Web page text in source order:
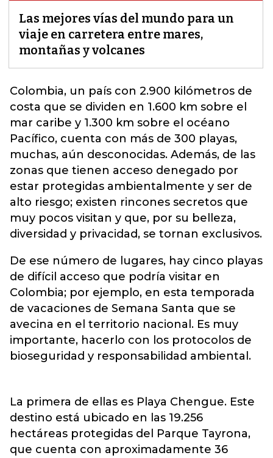
Las mejores vías del mundo para un
viaje en carretera entre mares,
montañas y volcanes
Colombia, un país con 2.900 kilómetros de
costa que se dividen en 1.600 km sobre el
mar caribe y 1.300 km sobre el océano
Pacífico, cuenta con más de 300 playas,
muchas, aún desconocidas. Además, de las
zonas que tienen acceso denegado por
estar protegidas ambientalmente y ser de
alto riesgo; existen rincones secretos que
muy pocos visitan y que, por su belleza,
diversidad y privacidad, se tornan exclusivos.
De ese número de lugares, hay cinco playas
de difícil acceso que podría visitar en
Colombia; por ejemplo, en esta temporada
de vacaciones de Semana Santa que se
avecina en el territorio nacional. Es muy
importante, hacerlo con los protocolos de
bioseguridad y responsabilidad ambiental.
La primera de ellas es Playa Chengue. Este
destino está ubicado en las 19.256
hectáreas protegidas del Parque Tayrona,
que cuenta con aproximadamente 36